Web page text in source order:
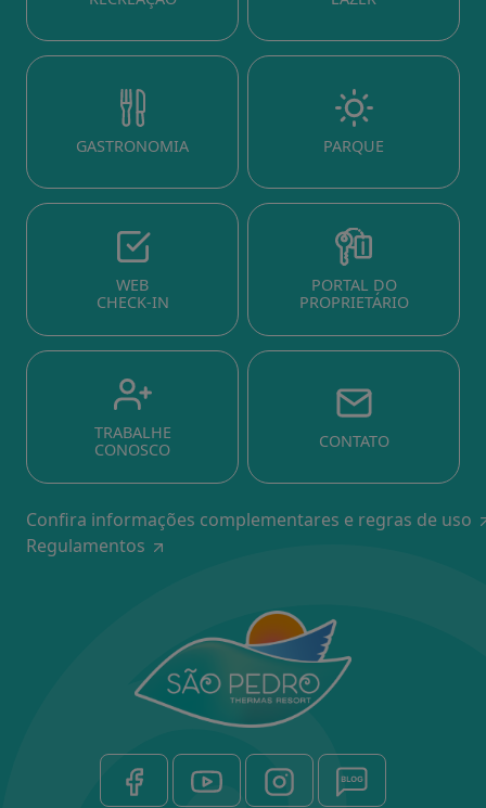
GASTRONOMIA PARQUE
WEB
CHECK-IN
PORTAL DO
PROPRIETÁRIO
TRABALHE
CONOSCO
CONTATO
Confira informações complementares e regras de uso
Regulamentos